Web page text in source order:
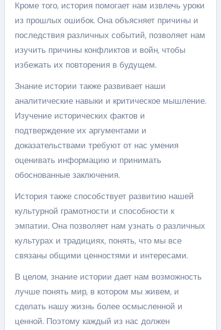
Кроме того, история помогает нам извлечь уроки
из прошлых ошибок. Она объясняет причины и
последствия различных событий, позволяет нам
изучить причины конфликтов и войн, чтобы
избежать их повторения в будущем.
Знание истории также развивает наши
аналитические навыки и критическое мышление.
Изучение исторических фактов и
подтверждение их аргументами и
доказательствами требуют от нас умения
оценивать информацию и принимать
обоснованные заключения.
История также способствует развитию нашей
культурной грамотности и способности к
эмпатии. Она позволяет нам узнать о различных
культурах и традициях, понять, что мы все
связаны общими ценностями и интересами.
В целом, знание истории дает нам возможность
лучше понять мир, в котором мы живем, и
сделать нашу жизнь более осмысленной и
ценной. Поэтому каждый из нас должен